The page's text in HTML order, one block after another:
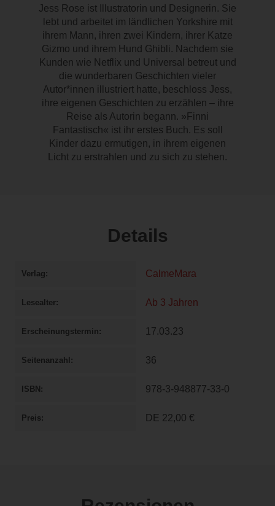
Jess Rose ist Illustratorin und Designerin. Sie
lebt und arbeitet im ländlichen Yorkshire mit
ihrem Mann, ihren zwei Kindern, ihrer Katze
Gizmo und ihrem Hund Ghibli. Nachdem sie
Kunden wie Netflix und Universal betreut und
die wunderbaren Geschichten vieler
Autor*innen illustriert hatte, beschloss Jess,
ihre eigenen Geschichten zu erzählen – ihre
Reise als Autorin begann. »Finni
Fantastisch« ist ihr erstes Buch. Es soll
Kinder dazu ermutigen, in ihrem eigenen
Licht zu erstrahlen und zu sich zu stehen.
Details
Verlag CalmeMara
Lesealter Ab 3 Jahren
Erscheinungstermin 17.03.23
Seitenanzahl 36
ISBN 978-3-948877-33-0
Preis DE 22,00 €